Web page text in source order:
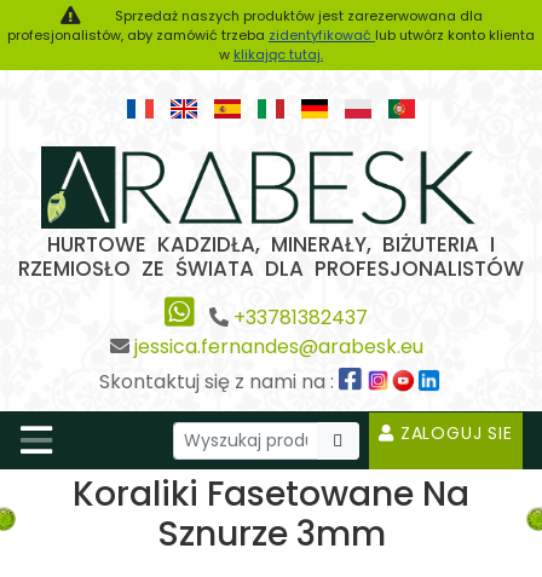
Sprzedaż naszych produktów jest zarezerwowana dla
profesjonalistów, aby zamówić trzeba zidentyfikować lub utwórz konto klienta
w klikając tutaj.
HURTOWE KADZIDŁA, MINERAŁY, BIŻUTERIA I
RZEMIOSŁO ZE ŚWIATA DLA PROFESJONALISTÓW
+33781382437
jessica.fernandes@arabesk.eu
Skontaktuj się z nami na :
ZALOGUJ SIE
Koraliki Fasetowane Na
Sznurze 3mm